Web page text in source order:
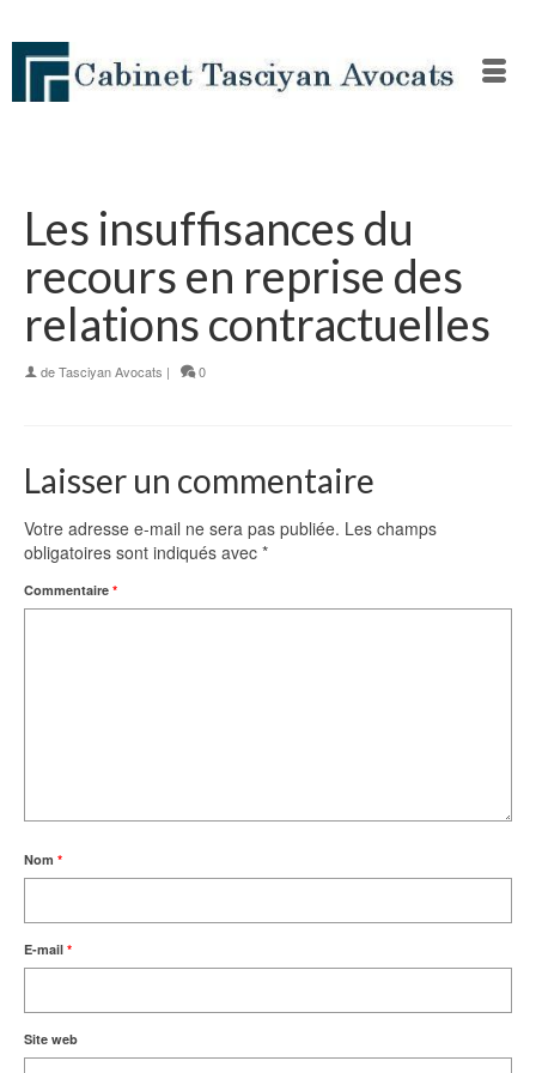
Les insuffisances du
recours en reprise des
relations contractuelles
deTasciyan Avocats | 0
Laisser un commentaire
Votre adresse e-mail ne sera pas publiée. Les champs
obligatoires sont indiqués avec *
Commentaire *
Nom *
E-mail *
Site web